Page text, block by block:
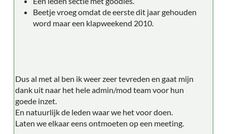
Beetje vroeg omdat de eerste dit jaar gehouden
word maar een klapweekend 2010.
Dus al met al ben ik weer zeer tevreden en gaat mijn
dank uit naar het hele admin/mod team voor hun
goede inzet.
En natuurlijk de leden waar we het voor doen.
Laten we elkaar eens ontmoeten op een meeting.